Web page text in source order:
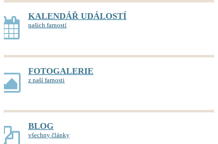
KALENDÁŘ UDÁLOSTÍ
našich farností
FOTOGALERIE
z naší farnosti
BLOG
všechny články